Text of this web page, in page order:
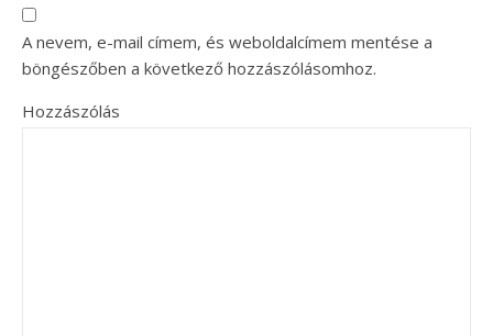
A nevem, e-mail címem, és weboldalcímem mentése a
böngészőben a következő hozzászólásomhoz.
Hozzászólás